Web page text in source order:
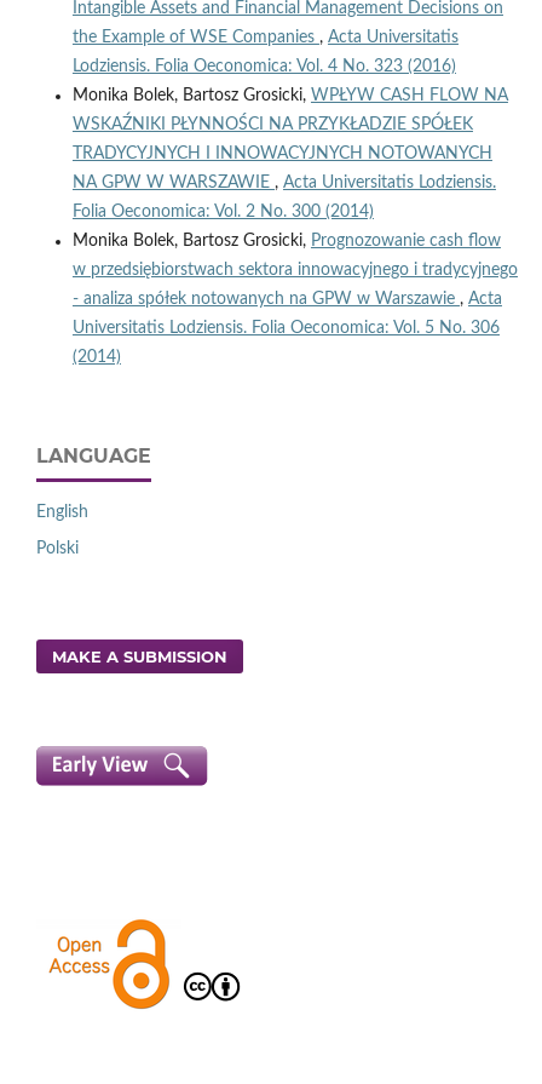
Intangible Assets and Financial Management Decisions on
the Example of WSE Companies , Acta Universitatis
Lodziensis. Folia Oeconomica: Vol. 4 No. 323 (2016)
Monika Bolek, Bartosz Grosicki, WPŁYW CASH FLOW NA
WSKAŹNIKI PŁYNNOŚCI NA PRZYKŁADZIE SPÓŁEK
TRADYCYJNYCH I INNOWACYJNYCH NOTOWANYCH
NA GPW W WARSZAWIE , Acta Universitatis Lodziensis.
Folia Oeconomica: Vol. 2 No. 300 (2014)
Monika Bolek, Bartosz Grosicki, Prognozowanie cash flow
w przedsiębiorstwach sektora innowacyjnego i tradycyjnego
- analiza spółek notowanych na GPW w Warszawie , Acta
Universitatis Lodziensis. Folia Oeconomica: Vol. 5 No. 306
(2014)
LANGUAGE
English
Polski
MAKE A SUBMISSION